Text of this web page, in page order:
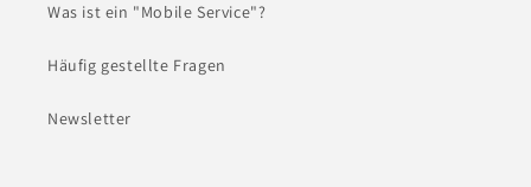
Was ist ein "Mobile Service"?
Häufig gestellte Fragen
Newsletter